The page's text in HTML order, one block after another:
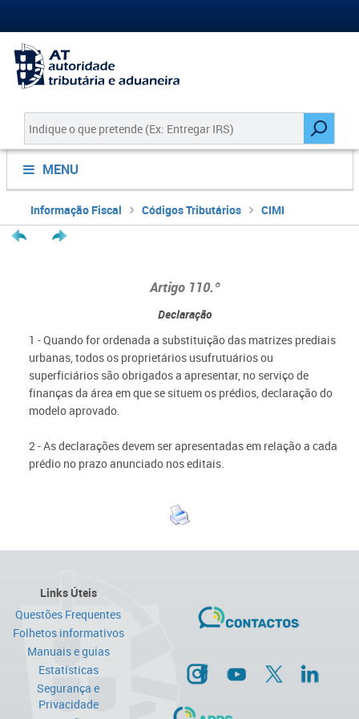
MENU
Informação Fiscal Códigos Tributários CIMI
Artigo 110.º
Declaração
1 - Quando for ordenada a substituição das matrizes prediais
urbanas, todos os proprietários usufrutuários ou
superficiários são obrigados a apresentar, no serviço de
finanças da área em que se situem os prédios, declaração do
modelo aprovado.
2 - As declarações devem ser apresentadas em relação a cada
prédio no prazo anunciado nos editais.
Links Úteis
Questões Frequentes
Folhetos informativos
Manuais e guias
Estatísticas
Segurança e
Privacidade